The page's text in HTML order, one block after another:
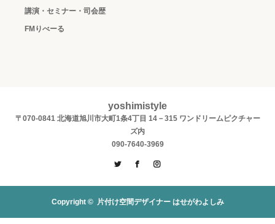
講演・セミナー・司会歴
FMりべーる
yoshimistyle
〒070-0841 北海道旭川市大町1条4丁目 14－315 ワンドリームピクチャー
ズ内
090-7640-3969
Twitter Facebook
Copyright © 片付け空間デザイナー はせがわよしみ